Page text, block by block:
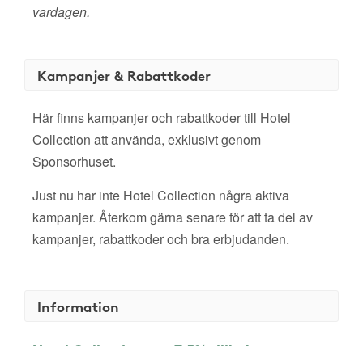
vardagen.
Kampanjer & Rabattkoder
Här finns kampanjer och rabattkoder till Hotel
Collection att använda, exklusivt genom
Sponsorhuset.
Just nu har inte Hotel Collection några aktiva
kampanjer. Återkom gärna senare för att ta del av
kampanjer, rabattkoder och bra erbjudanden.
Information